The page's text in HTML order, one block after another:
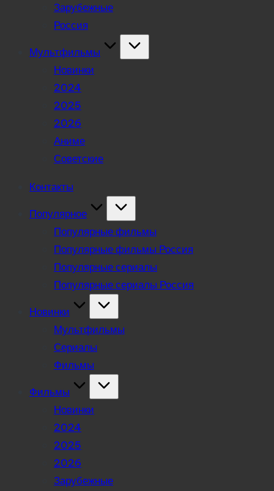
Зарубежные
Россия
Мультфильмы
Новинки
2024
2025
2026
Аниме
Советские
Контакты
Популярное
Популярные фильмы
Популярные фильмы Россия
Популярные сериалы
Популярные сериалы Россия
Новинки
Мультфильмы
Сериалы
Фильмы
Фильмы
Новинки
2024
2025
2026
Зарубежные